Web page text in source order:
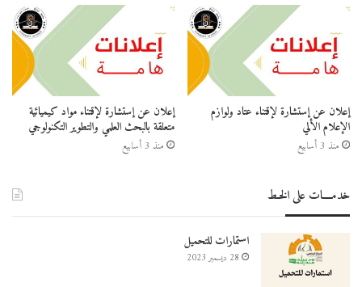
إعلان عن إستشارة لإقتناء عتاد ولوازم
الإعلام الألي
منذ 3 أسابيع
إعلان عن إستشارة لإقتناء مواد كيميائية
متعلقة بالبحث العلمي والتطوير التكنولوجي
منذ 3 أسابيع
خدمــــات على الخـط
استمارات للتحميل
28 ديسمبر 2023